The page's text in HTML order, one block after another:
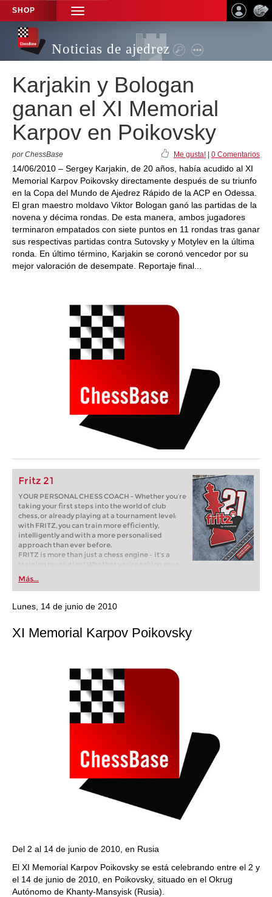
SHOP
TOGGLE
NAVIGATION
Noticias de ajedrez
Karjakin y Bologan
ganan el XI Memorial
Karpov en Poikovsky
por ChessBase Me gusta! 0 Comentarios
14/06/2010 – Sergey Karjakin, de 20 años, había acudido al XI
Memorial Karpov Poikovsky directamente después de su triunfo
en la Copa del Mundo de Ajedrez Rápido de la ACP en Odessa.
El gran maestro moldavo Viktor Bologan ganó las partidas de la
novena y décima rondas. De esta manera, ambos jugadores
terminaron empatados con siete puntos en 11 rondas tras ganar
sus respectivas partidas contra Sutovsky y Motylev en la última
ronda. En último término, Karjakin se coronó vencedor por su
mejor valoración de desempate. Reportaje final...
Fritz 21
YOUR PERSONAL CHESS COACH - Whether you’re
taking your first steps into the world of club
chess, or already playing at a tournament level:
with FRITZ, you can train more efficiently,
intelligently and with a more personalised
approach than ever before.
FRITZ is more than just a chess engine – it’s a
training revolution! Whether you’re taking your
first steps into the world of club chess, or already
playing at a tournament level: with FRITZ, you can
train more efficiently, intelligently and with a
more personalised approach than ever before.
Más...
Lunes, 14 de junio de 2010
XI Memorial Karpov Poikovsky
Del 2 al 14 de junio de 2010, en Rusia
El XI Memorial Karpov Poikovsky se está celebrando entre el 2 y
el 14 de junio de 2010, en Poikovsky, situado en el Okrug
Autónomo de Khanty-Mansyisk (Rusia).